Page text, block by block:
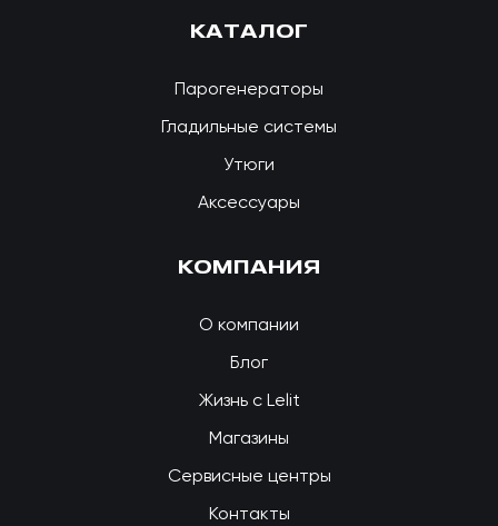
КАТАЛОГ
Парогенераторы
Гладильные системы
Утюги
Аксессуары
КОМПАНИЯ
О компании
Блог
Жизнь с Lelit
Магазины
Сервисные центры
Контакты